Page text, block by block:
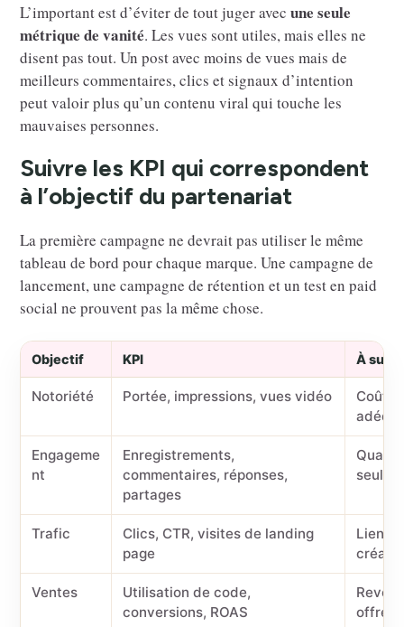
L’important est d’éviter de tout juger avecune seule
métrique de vanité. Les vues sont utiles, mais elles ne
disent pas tout. Un post avec moins de vues mais de
meilleurs commentaires, clics et signaux d’intention
peut valoir plus qu’un contenu viral qui touche les
mauvaises personnes.
Suivre les KPI qui correspondent
à l’objectif du partenariat
La première campagne ne devrait pas utiliser le même
tableau de bord pour chaque marque. Une campagne de
lancement, une campagne de rétention et un test en paid
social ne prouvent pas la même chose.
Objectif KPI À
Notoriété Portée, impressions, vues vidéo
Coût
Engageme
nt
Enregistrements,
commentaires, réponses,
partages
Trafic
Clics, CTR, visites de landing
page
Liens
Ventes
Utilisation de code,
conversions, ROAS
offre